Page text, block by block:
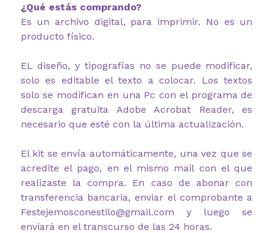
¿Qué estás comprando?
Es un archivo digital, para imprimir. No es un
producto físico.
EL diseño, y tipografías no se puede modificar,
solo es editable el texto a colocar. Los textos
solo se modifican en una Pc con el programa de
descarga gratuita Adobe Acrobat Reader, es
necesario que esté con la última actualización.
El kit se envía automáticamente, una vez que se
acredite el pago, en el mismo mail con el que
realizaste la compra. En caso de abonar con
transferencia bancaria, enviar el comprobante a
Festejemosconestilo@gmail.com y luego se
enviará en el transcurso de las 24 horas.